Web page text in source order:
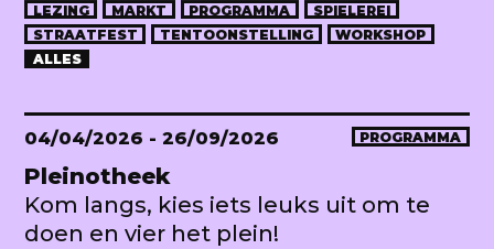
LEZING
MARKT PROGRAMMA
SPIELEREI
STRAATFEST
TENTOONSTELLING
WORKSHOP
ALLES
04/04/2026 - 26/09/2026 PROGRAMMA
Pleinotheek
Kom langs, kies iets leuks uit om te
doen en vier het plein!